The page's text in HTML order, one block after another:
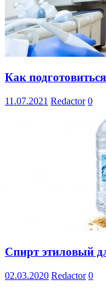
Как
11.07.2021 Redactor 0
Спирт этиловый
02.03.2020 Redactor 0